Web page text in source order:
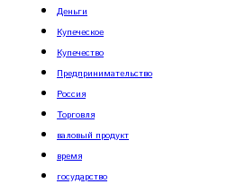
Деньги
Купеческое
Купечество
Предпринимательство
Россия
Торговля
валовый продукт
время
государство